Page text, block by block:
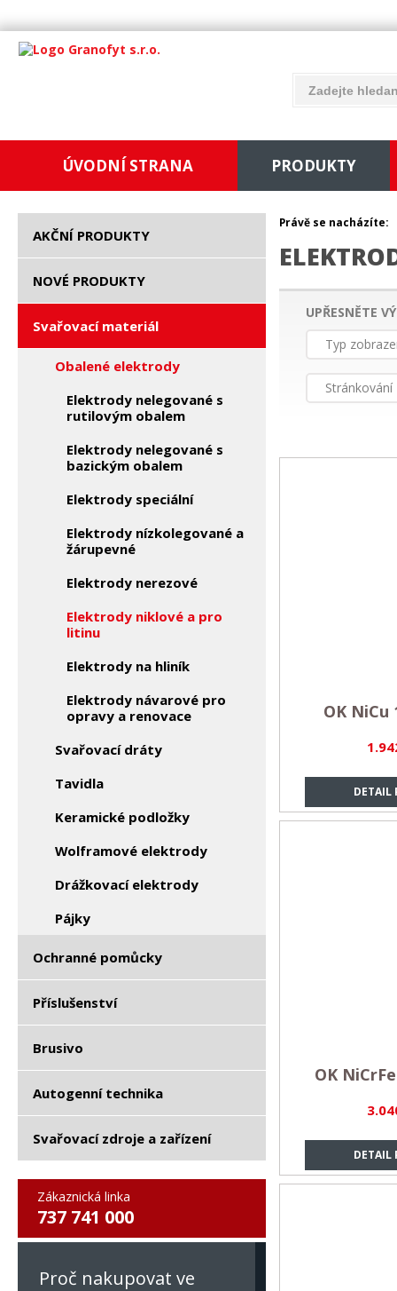
ÚVODNÍ STRANA PRODUKTY
AKČNÍ PRODUKTY
NOVÉ PRODUKTY
Svařovací materiál
Obalené elektrody
Elektrody nelegované s
rutilovým obalem
Elektrody nelegované s
bazickým obalem
Elektrody speciální
Elektrody nízkolegované a
žárupevné
Elektrody nerezové
Elektrody niklové a pro
litinu
Elektrody na hliník
Elektrody návarové pro
opravy a renovace
Svařovací dráty
Tavidla
Keramické podložky
Wolframové elektrody
Drážkovací elektrody
Pájky
Ochranné pomůcky
Příslušenství
Brusivo
Autogenní technika
Svařovací zdroje a zařízení
Zákaznická linka
737 741 000
Proč nakupovat ve
Právě se nacházíte:
UPŘESNĚTE
Typ
Stránkování
DETAIL
OK NiCu
DETAIL
OK